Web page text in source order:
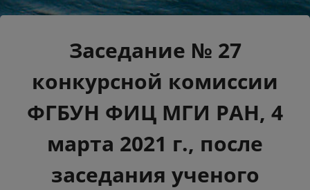
Заседание № 27
конкурсной комиссии
ФГБУН ФИЦ МГИ РАН, 4
марта 2021 г., после
заседания ученого